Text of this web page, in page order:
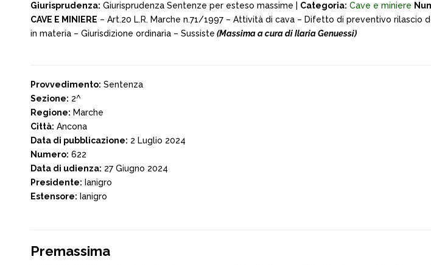
Giurisprudenza: Giurisprudenza Sentenze per esteso massime | Categoria: Cave e miniere
CAVE E MINIERE – Art.20 L.R. Marche n.71/1997 – Attività di cava – Difetto di preventivo rilascio
in materia – Giurisdizione ordinaria – Sussiste (Massima a cura di Ilaria Genuessi)
Provvedimento: Sentenza
Sezione: 2^
Regione: Marche
Città: Ancona
Data di pubblicazione: 2 Luglio 2024
Numero: 622
Data di udienza: 27 Giugno 2024
Presidente: Ianigro
Estensore: Ianigro
Premassima